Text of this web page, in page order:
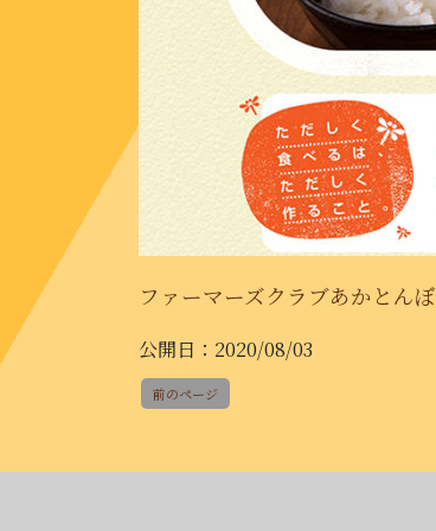
ファーマーズクラブあかとんぼ
公開日：2020/08/03
前のページ